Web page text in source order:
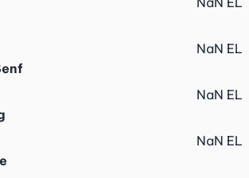
NaN EL
NaN EL
NaN EL